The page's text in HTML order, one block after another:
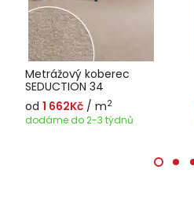
Metrážový koberec
SEDUCTION 34
od 1 662Kč / m2
dodáme do 2-3 týdnů